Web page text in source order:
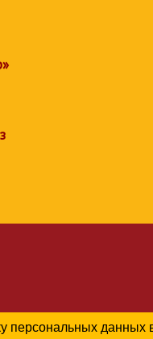
персональных данных